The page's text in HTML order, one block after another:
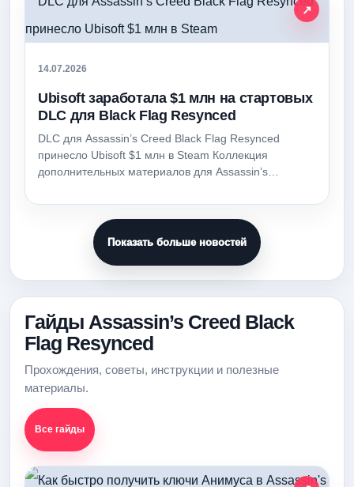
14.07.2026
Ubisoft заработала $1 млн на стартовых
DLC для Black Flag Resynced
DLC для Assassin’s Creed Black Flag Resynced
принесло Ubisoft $1 млн в Steam Коллекция
дополнительных материалов для Assassin’s…
Показать больше новостей
Гайды Assassin’s Creed Black
Flag Resynced
Прохождения, советы, инструкции и полезные
материалы.
Все гайды